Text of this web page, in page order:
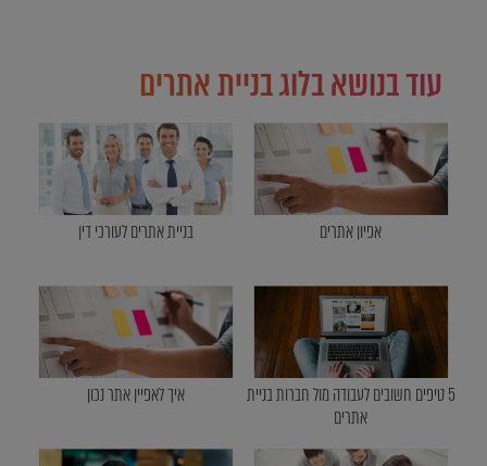
עוד בנושא בלוג בניית אתרים
אפיון אתרים בניית אתרים לעורכי דין
5 טיפים חשובים לעבודה מול חברות בניית
אתרים
איך לאפיין אתר נכון